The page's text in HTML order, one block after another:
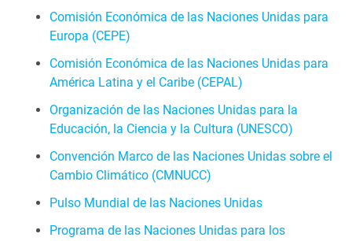
Comisión Económica de las Naciones Unidas para
Europa (CEPE)
Comisión Económica de las Naciones Unidas para
América Latina y el Caribe (CEPAL)
Organización de las Naciones Unidas para la
Educación, la Ciencia y la Cultura (UNESCO)
Convención Marco de las Naciones Unidas sobre el
Cambio Climático (CMNUCC)
Pulso Mundial de las Naciones Unidas
Programa de las Naciones Unidas para los